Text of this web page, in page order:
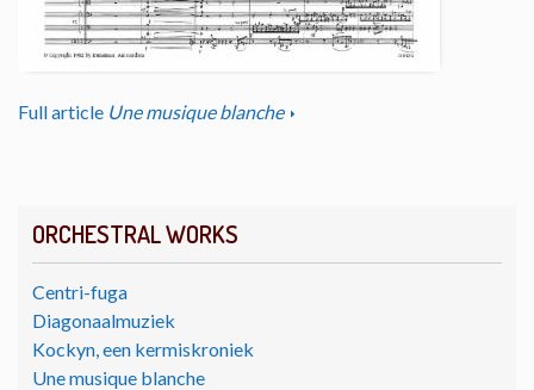
ORCHESTRAL WORKS
Centri-fuga
Diagonaalmuziek
Kockyn, een kermiskroniek
Une musique blanche
Full article Une musique blanche